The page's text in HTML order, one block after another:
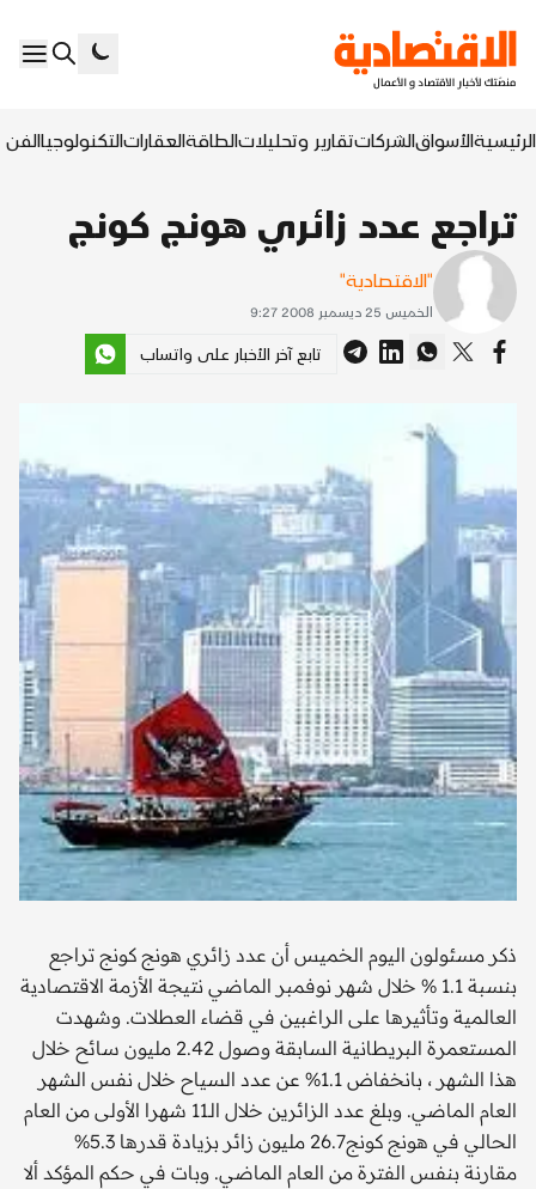
الرئيسيةالأسواقالشركاتتقارير وتحليلاتالطاقةالعقاراتالتكنولوجياالفن
تراجع عدد زائري هونج كونج
"الاقتصادية"
الخميس 25 ديسمبر 2008 9:27
تابع آخر الأخبار على واتساب
ذكر مسئولون اليوم الخميس أن عدد زائري هونج كونج تراجع
بنسبة 1.1 % خلال شهر نوفمبر الماضي نتيجة الأزمة الاقتصادية
العالمية وتأثيرها على الراغبين في قضاء العطلات. وشهدت
المستعمرة البريطانية السابقة وصول 2.42 مليون سائح خلال
هذا الشهر ، بانخفاض 1.1% عن عدد السياح خلال نفس الشهر
العام الماضي. وبلغ عدد الزائرين خلال الـ11 شهرا الأولى من العام
الحالي في هونج كونج26.7 مليون زائر بزيادة قدرها 5.3%
مقارنة بنفس الفترة من العام الماضي. وبات في حكم المؤكد ألا